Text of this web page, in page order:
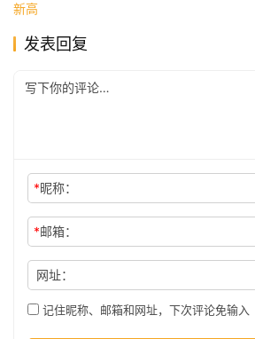
公
司
科
新高
发表回复
*昵称：
*邮箱：
网址：
记住昵称、邮箱和网址，下次评论免输入